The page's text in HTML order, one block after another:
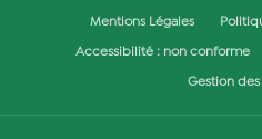
Mentions Légales
Accessibilité : non conforme
Gestion